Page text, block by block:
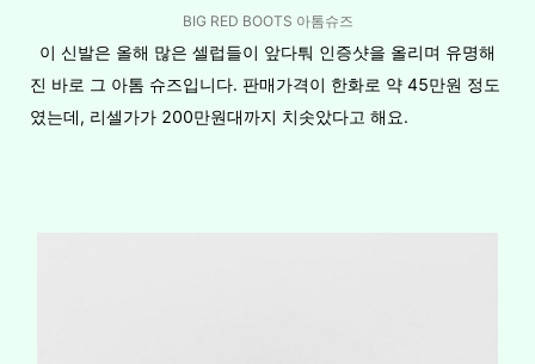
BIG RED BOOTS 아톰슈즈
이 신발은 올해 많은 셀럽들이 앞다퉈 인증샷을 올리며 유명해
진 바로 그 아톰 슈즈입니다. 판매가격이 한화로 약 45만원 정도
였는데, 리셀가가 200만원대까지 치솟았다고 해요.